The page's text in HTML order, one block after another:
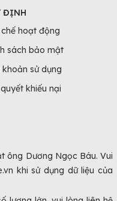
ĐỊNH
hoạt động
sách bảo mật
khoản sử dụng
khiếu nại
ông Dương Ngọc Báu. Vui
khi sử dụng dữ liệu của